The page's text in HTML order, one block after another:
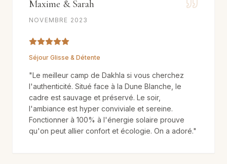
Maxime & Sarah
NOVEMBRE 2023
Séjour Glisse & Détente
"Le meilleur camp de Dakhla si vous cherchez
l'authenticité. Situé face à la Dune Blanche, le
cadre est sauvage et préservé. Le soir,
l'ambiance est hyper conviviale et sereine.
Fonctionner à 100% à l'énergie solaire prouve
qu'on peut allier confort et écologie. On a adoré."